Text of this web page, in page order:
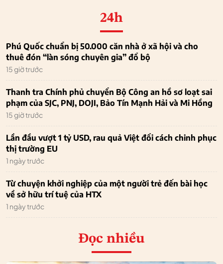
24h
Phú Quốc chuẩn bị 50.000 căn nhà ở xã hội và cho
thuê đón “làn sóng chuyên gia” đổ bộ
15 giờ trước
Thanh tra Chính phủ chuyển Bộ Công an hồ sơ loạt sai
phạm của SJC, PNJ, DOJI, Bảo Tín Mạnh Hải và Mi Hồng
15 giờ trước
Lần đầu vượt 1 tỷ USD, rau quả Việt đổi cách chinh phục
thị trường EU
1 ngày trước
Từ chuyện khởi nghiệp của một người trẻ đến bài học
về sở hữu trí tuệ của HTX
1 ngày trước
Đọc nhiều